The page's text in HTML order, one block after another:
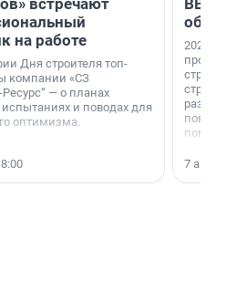
встречают
на работе
Дня строителя топ-
компании «СЗ
— о планах
и поводах для
оптимизма.
ВВП: в
об
2026-й —
раз. В
7